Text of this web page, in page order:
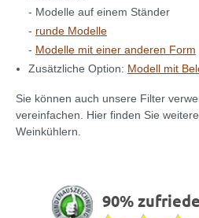
- Modelle auf einem Ständer
- runde Modelle
- Modelle mit einer anderen Form
Zusätzliche Option: Modell mit
Sie können auch unsere Filter
vereinfachen. Hier finden Sie
Weinkühlern.
90%